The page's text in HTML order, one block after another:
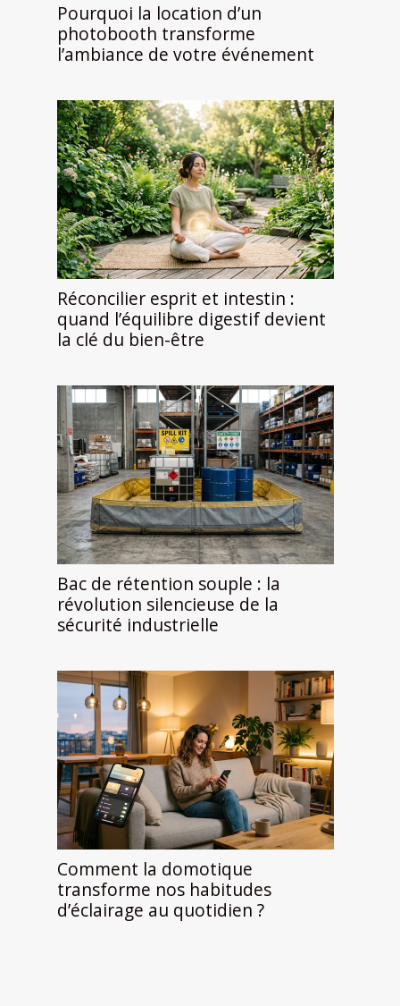
Pourquoi la location d’un
photobooth transforme
l’ambiance de votre événement
Réconcilier esprit et intestin :
quand l’équilibre digestif devient
la clé du bien-être
Bac de rétention souple : la
révolution silencieuse de la
sécurité industrielle
Comment la domotique
transforme nos habitudes
d’éclairage au quotidien ?